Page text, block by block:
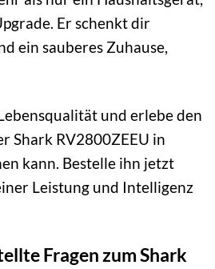
Er schenkt dir
ein sauberes Zuhause,
und erlebe den
Shark RV2800ZEEU in
kann. Bestelle ihn jetzt
Leistung und Intelligenz
Fragen zum Shark